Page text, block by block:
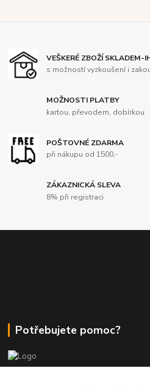
VEŠKERÉ ZBOŽÍ SKLADEM-
s možností vyzkoušení i
MOŽNOSTI PLATBY
kartou, převodem, dobírkou
POŠTOVNÉ ZDARMA
při nákupu od 1500,-
ZÁKAZNICKÁ SLEVA
8% při registraci
Potřebujete pomoc?